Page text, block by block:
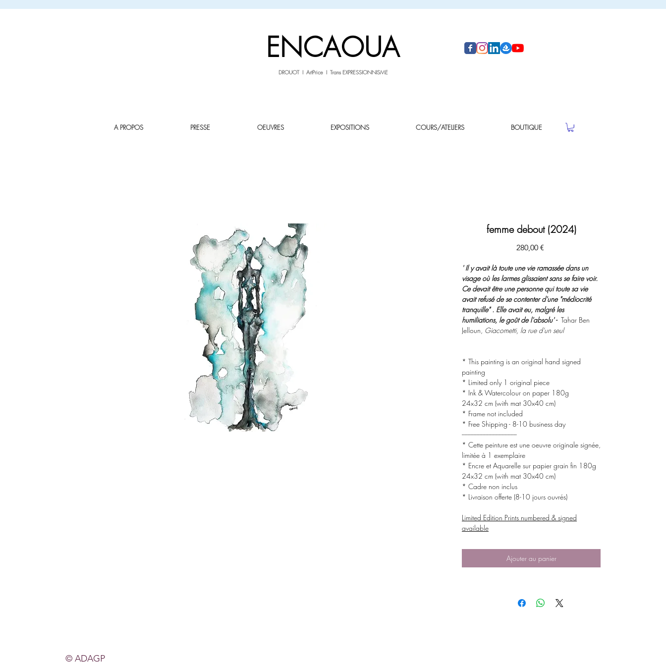
ENCAOUA
DROUOT I ArtPrice I Trans EXPRESSIONNISME
A PROPOS PRESSE OEUVRES EXPOSITIONS COURS/ATELIERS BOUTIQUE
femme debout (2024)
280,00 €Prix
' Il y avait là toute une vie ramassée dans un
visage où les larmes glissaient sans se faire voir.
Ce devait être une personne qui toute sa vie
avait refusé de se contenter d'une "médiocrité
tranquille" . Elle avait eu, malgré les
humiliations, le goût de l'absolu' - Tahar Ben
Jelloun, Giacometti, la rue d'un seul
* This painting is an original hand signed
painting
* Limited only 1 original piece
* Ink & Watercolour on paper 180g
24x32 cm (with mat 30x40 cm)
* Frame not included
* Free Shipping - 8-10 business day
-------------------------------------
* Cette peinture est une oeuvre originale signée,
limitée à 1 exemplaire
* Encre et Aquarelle sur papier grain fin 180g
24x32 cm (with mat 30x40 cm)
* Cadre non inclus
* Livraison offerte (8-10 jours ouvrés)
Limited Edition Prints numbered & signed
available
Ajouter au panier
© ADAGP